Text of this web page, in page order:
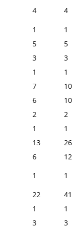
4
4
1
1
5
5
3
3
1
1
7
10
6
10
2
2
1
1
13
26
6
12
1
1
22
41
1
1
3
3